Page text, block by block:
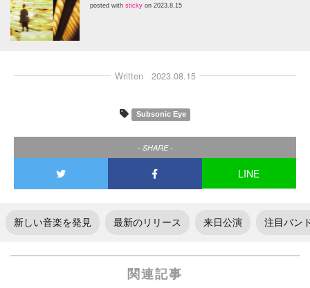
posted with sticky on 2023.8.15
Written 2023.08.15
Subsonic Eye
- SHARE -
LINE
新しい音楽を発見 最新のリリース 来日公演 注目バン
関連記事